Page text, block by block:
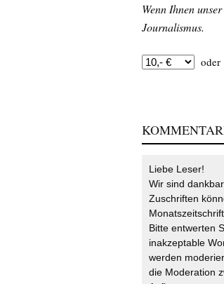
Wenn Ihnen
Journalismus.
oder
Liebe Leser!
Wir sind
Zuschriften
Monatszeitschrift
Bitte entwerten
inakzeptable
werden
die Moderation